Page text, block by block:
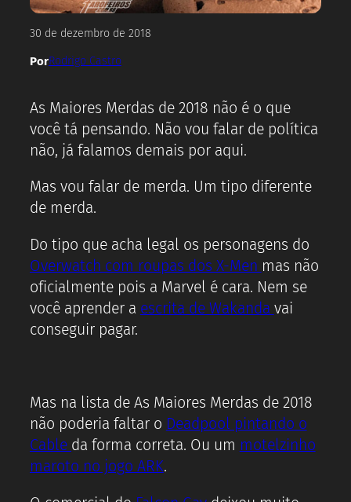
30 de dezembro de 2018
PorRodrigo Castro
As Maiores Merdas de 2018 não é o que
você tá pensando. Não vou falar de política
não, já falamos demais por aqui.
Mas vou falar de merda. Um tipo diferente
de merda.
Do tipo que acha legal os personagens do
Overwatch com roupas dos X-Men mas não
oficialmente pois a Marvel é cara. Nem se
você aprender a escrita de Wakanda vai
conseguir pagar.
Mas na lista de As Maiores Merdas de 2018
não poderia faltar o Deadpool pintando o
Cable da forma correta. Ou um motelzinho
maroto no jogo ARK.